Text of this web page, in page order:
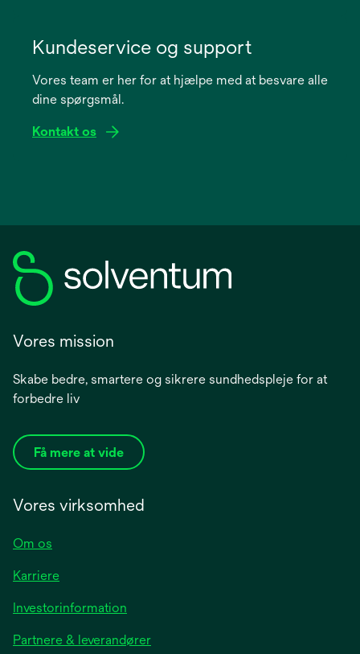
new
Kundeservice og support
Vores team er her for at hjælpe med at besvare alle
dine spørgsmål.
Kontakt os
Vores mission
Skabe bedre, smartere og sikrere sundhedspleje for at
forbedre liv
Få mere at vide
Vores virksomhed
Om os
Karriere
Investorinformation
a
Partnere & leverandører